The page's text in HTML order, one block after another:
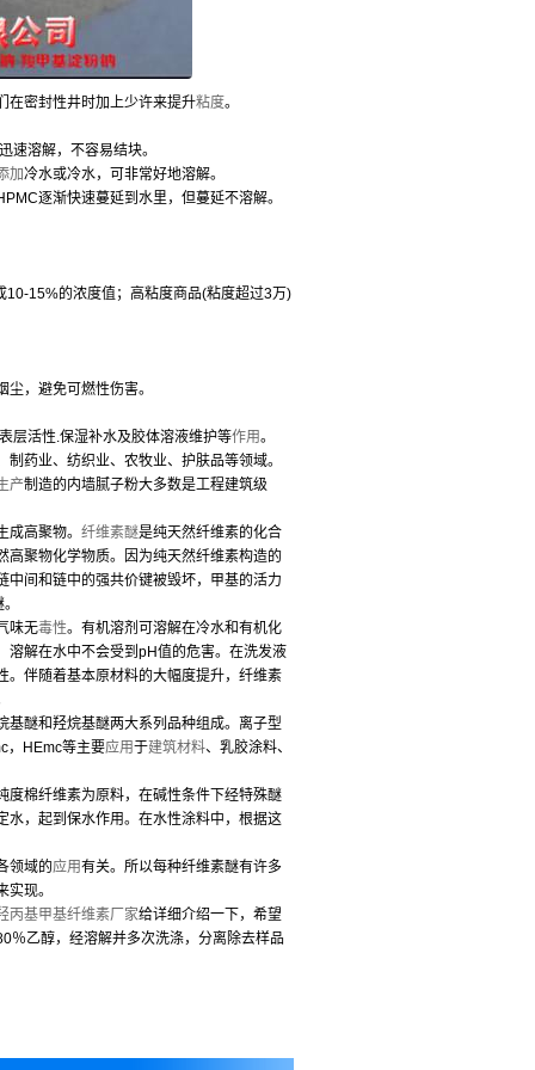
密封性井时加上少许来提升粘度。
溶解，不容易结块。
加冷水或冷水，可非常好地溶解。
逐渐快速蔓延到水里，但蔓延不溶解。
10-15%的浓度值；高粘度商品(粘度超过3万)
，避免可燃性伤害。
层活性.保湿补水及胶体溶液维护等作用。
药业、纺织业、农牧业、护肤品等领域。
产制造的内墙腻子粉大多数是工程建筑级
高聚物。 纤维素醚是纯天然纤维素的化合
高聚物化学物质。因为纯天然纤维素构造的
间和链中的强共价键被毁坏，甲基的活力
味无毒性。有机溶剂可溶解在冷水和有机化
溶解在水中不会受到pH值的危害。在洗发液
。伴随着基本原材料的大幅度提升，纤维素
基醚和羟烷基醚两大系列品种组成。离子型
，HEmc等主要应用于建筑材料、乳胶涂料、
棉纤维素为原料，在碱性条件下经特殊醚
水，起到保水作用。在水性涂料中，根据这
领域的应用有关。所以每种纤维素醚有许多
现。
丙基甲基纤维素厂家给详细介绍一下，希望
％乙醇，经溶解并多次洗涤，分离除去样品